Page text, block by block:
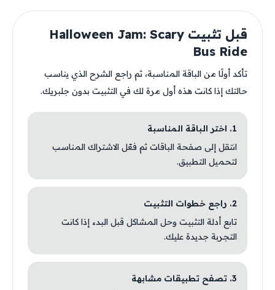
قبل تثبيت Halloween Jam: Scary
Bus Ride
تأكد أولًا من الباقة المناسبة، ثم راجع الشرح الذي يناسب
حالتك إذا كانت هذه أول مرة لك في التثبيت بدون جلبريك.
1. اختر الباقة المناسبة
انتقل إلى صفحة الباقات ثم فعّل الاشتراك المناسب
لتحميل التطبيق.
2. راجع خطوات التثبيت
تابع أدلة التثبيت وحل المشاكل قبل البدء إذا كانت
التجربة جديدة عليك.
3. تصفح تطبيقات مشابهة